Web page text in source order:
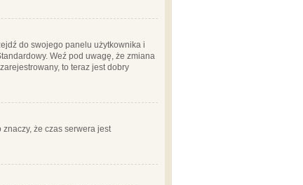
do swojego panelu użytkownika i
Weź pod uwagę, że zmiana
to teraz jest dobry
że czas serwera jest